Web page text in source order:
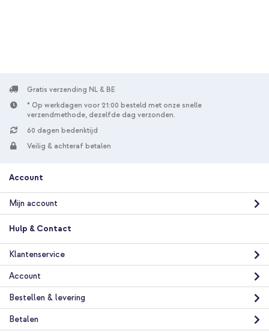
Gratis verzending NL & BE
* Op werkdagen voor 21:00 besteld met onze snelle
verzendmethode, dezelfde dag verzonden.
60 dagen bedenktijd
Veilig & achteraf betalen
Account
Mijn account
Hulp & Contact
Klantenservice
Account
Bestellen & levering
Betalen